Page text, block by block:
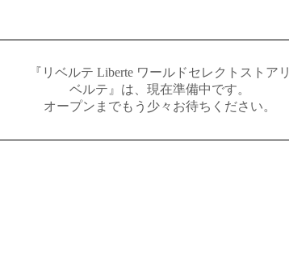
『リベルテ Liberte ワールドセレクトストアリ
ベルテ』は、現在準備中です。
オープンまでもう少々お待ちください。